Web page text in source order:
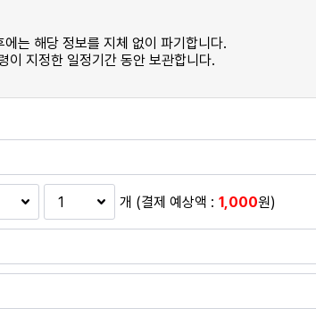
는 해당 정보를 지체 없이 파기합니다.
이 지정한 일정기간 동안 보관합니다.
개 (결제 예상액 : 1,000원)